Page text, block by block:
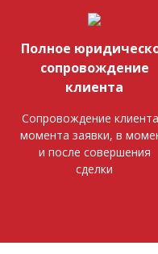
Полное
сопровождение
клиента
Сопровождение
момента заявки, в
и после совершения
сделки